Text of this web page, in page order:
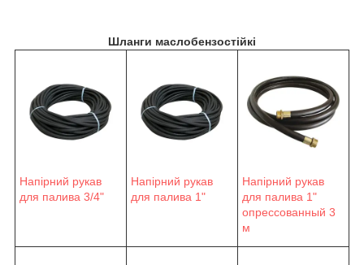
Шланги маслобензостійкі
Напірний рукав
для палива 3/4"
Напірний рукав
для палива 1"
Напірний рукав
для палива 1"
опрессованный 3
м